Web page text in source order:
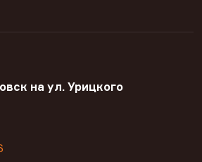
на ул. Урицкого